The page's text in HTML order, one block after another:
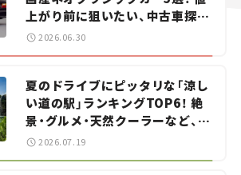
上がり前に狙いたい、中古車探し
をお手伝い――ちょっとイケてるマ
2026.06.30
夏のドライブにピッタリな「涼し
い道の駅」ランキングTOP6！ 絶
景・グルメ・天然クーラーなど、避
暑におすすめのスポットを紹介
2026.07.19